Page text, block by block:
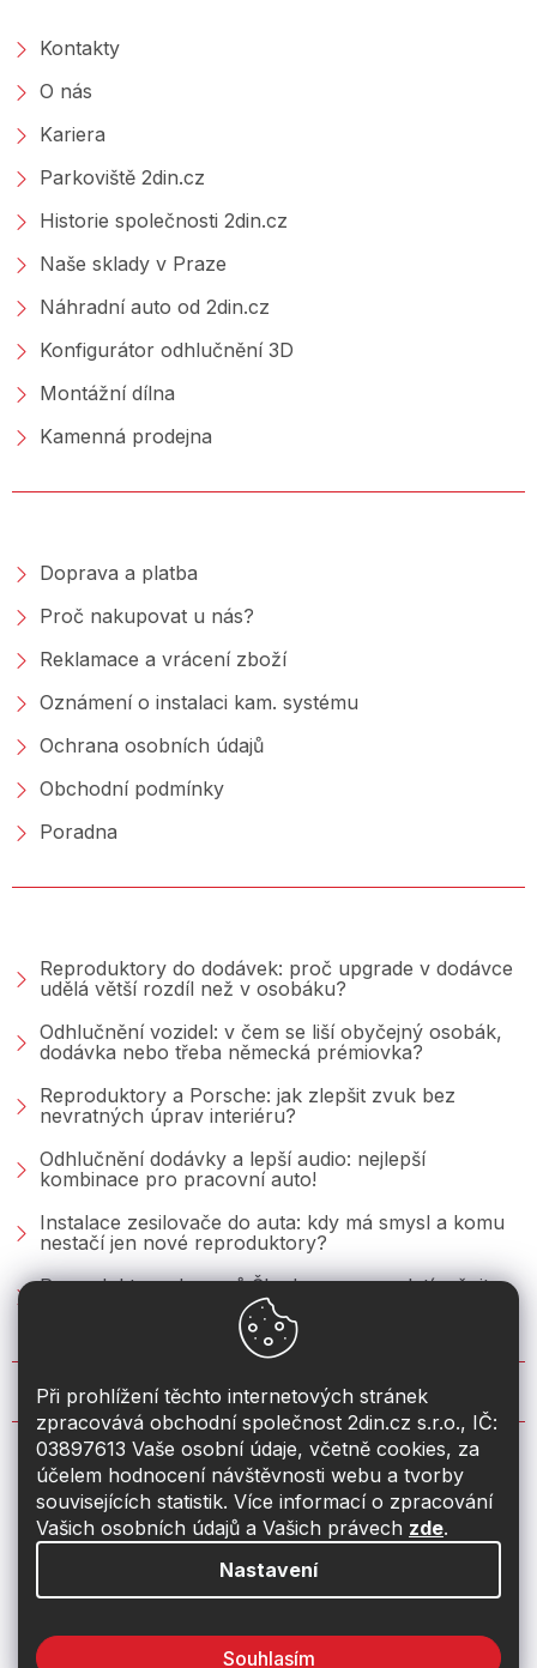
Při prohlížení těchto internetových stránek
zpracovává obchodní společnost 2din.cz s.r.o., IČ:
03897613 Vaše osobní údaje, včetně cookies, za
účelem hodnocení návštěvnosti webu a tvorby
souvisejících statistik. Více informací o zpracování
Vašich osobních údajů a Vašich právech zde.
Nastavení
Souhlasím
Kontakty
O nás
Kariera
Parkoviště 2din.cz
Historie společnosti 2din.cz
Naše sklady v Praze
Náhradní auto od 2din.cz
Konfigurátor odhlučnění 3D
Montážní dílna
Kamenná prodejna
Doprava a platba
Proč nakupovat u nás?
Reklamace a vrácení zboží
Oznámení o instalaci kam. systému
Ochrana osobních údajů
Obchodní podmínky
Poradna
Reproduktory do dodávek: proč upgrade v dodávce
udělá větší rozdíl než v osobáku?
Odhlučnění vozidel: v čem se liší obyčejný osobák,
dodávka nebo třeba německá prémiovka?
Reproduktory a Porsche: jak zlepšit zvuk bez
nevratných úprav interiéru?
Odhlučnění dodávky a lepší audio: nejlepší
kombinace pro pracovní auto!
Instalace zesilovače do auta: kdy má smysl a komu
nestačí jen nové reproduktory?
Reproduktory do vozů Škoda: co se vyplatí měnit u
Fabie, Octavie a Superbu?
KONTAKT
info@2din.cz
774 19 55 33